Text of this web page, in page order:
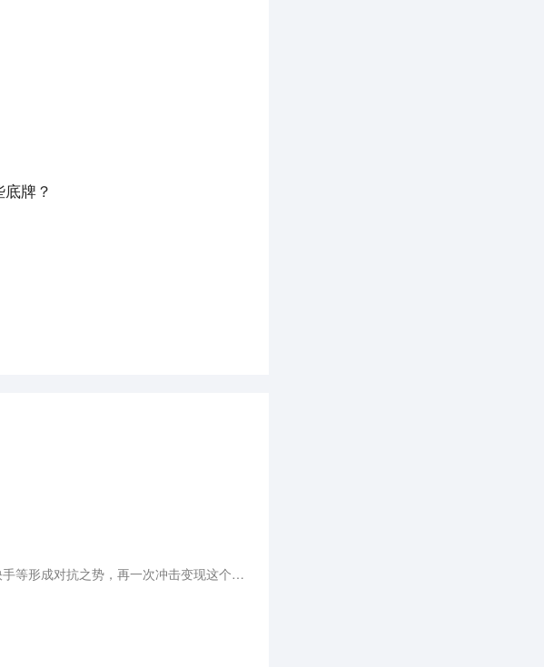
牌？
如今，小红书通过在本地生活领域内打造交易闭环推动商业化，与美团、抖音、快手等形成对抗之势，再一次冲击变现这个老大难问题。